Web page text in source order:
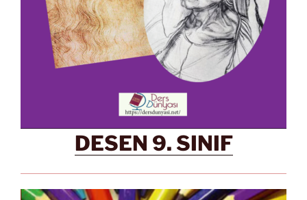
DESEN 9. SINIF